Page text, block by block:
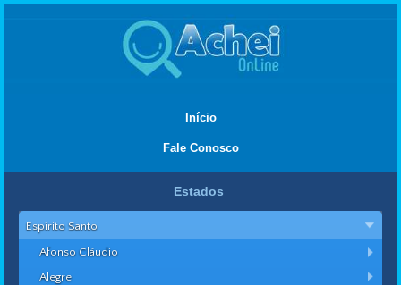
Início
Fale Conosco
Estados
Espírito Santo
Afonso Cláudio
Alegre